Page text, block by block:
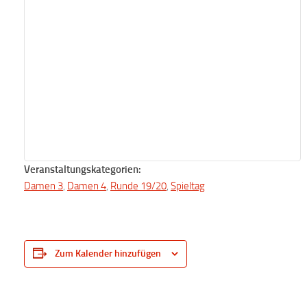
Veranstaltungskategorien:
Damen 3 Damen 4 Runde 19/20 Spieltag
Zum Kalender hinzufügen